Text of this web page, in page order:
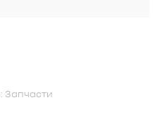
Запчасти